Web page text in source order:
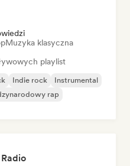
Muzyka klasyczna
playlist
Indie rock
Instrumental
rap